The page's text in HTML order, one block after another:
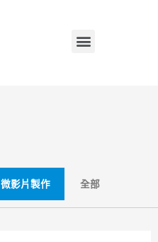
微影片製作 全部